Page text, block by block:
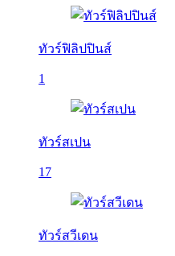
ทัวร์ฟิลิปปินส์
1
ทัวร์สเปน
17
ทัวร์สวีเดน